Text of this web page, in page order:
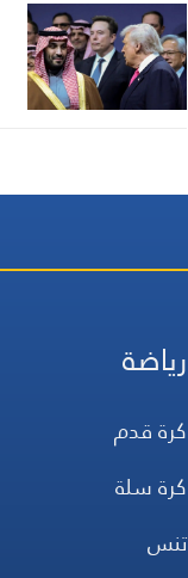
رياضة
كرة قدم
كرة سلة
تنس